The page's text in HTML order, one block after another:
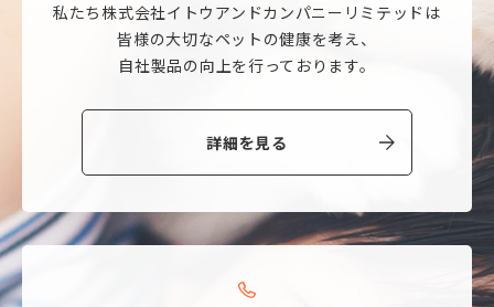
私たち株式会社イトウアンドカンパニーリミテッドは
皆様の大切なペットの健康を考え、
自社製品の向上を行っております。
詳細を見る